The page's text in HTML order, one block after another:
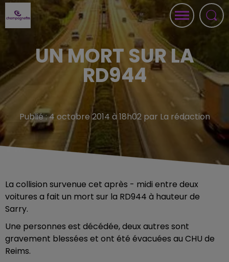
UN MORT SUR LA
RD944
Publié : 4 octobre 2014 à 18h02 par La rédaction
La collision survenue cet après - midi entre deux
voitures a fait un mort sur la RD944 à hauteur de
Sarry.
Une personnes est décédée, deux autres sont
gravement blessées et ont été évacuées au CHU de
Reims.